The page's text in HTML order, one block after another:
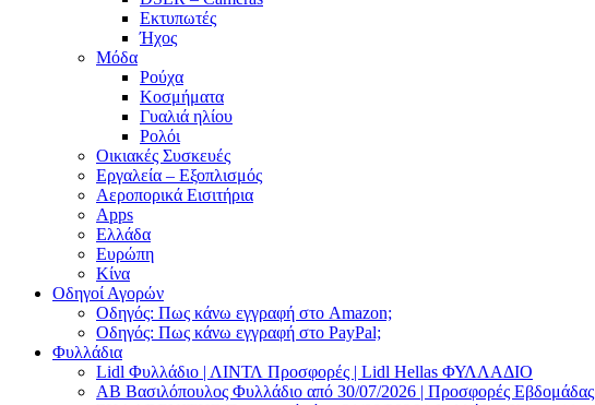
Εκτυπωτές
Ήχος
Μόδα
Ρούχα
Κοσμήματα
Γυαλιά ηλίου
Ρολόι
Οικιακές Συσκευές
Εργαλεία – Εξοπλισμός
Αεροπορικά Εισιτήρια
Apps
Ελλάδα
Ευρώπη
Κίνα
Οδηγοί Αγορών
Οδηγός: Πως κάνω εγγραφή στο Amazon;
Οδηγός: Πως κάνω εγγραφή στο PayPal;
Φυλλάδια
Lidl Φυλλάδιο | ΛΙΝΤΛ Προσφορές | Lidl Hellas ΦΥΛΛΑΔΙΟ
AB Βασιλόπουλος Φυλλάδιο από 30/07/2026 | Προσφορές Εβδομάδας